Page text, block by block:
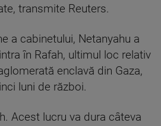
transmite Reuters.
a cabinetului, Netanyahu a
în Rafah, ultimul loc relativ
enclavă din Gaza,
luni de război.
Acest lucru va dura câteva